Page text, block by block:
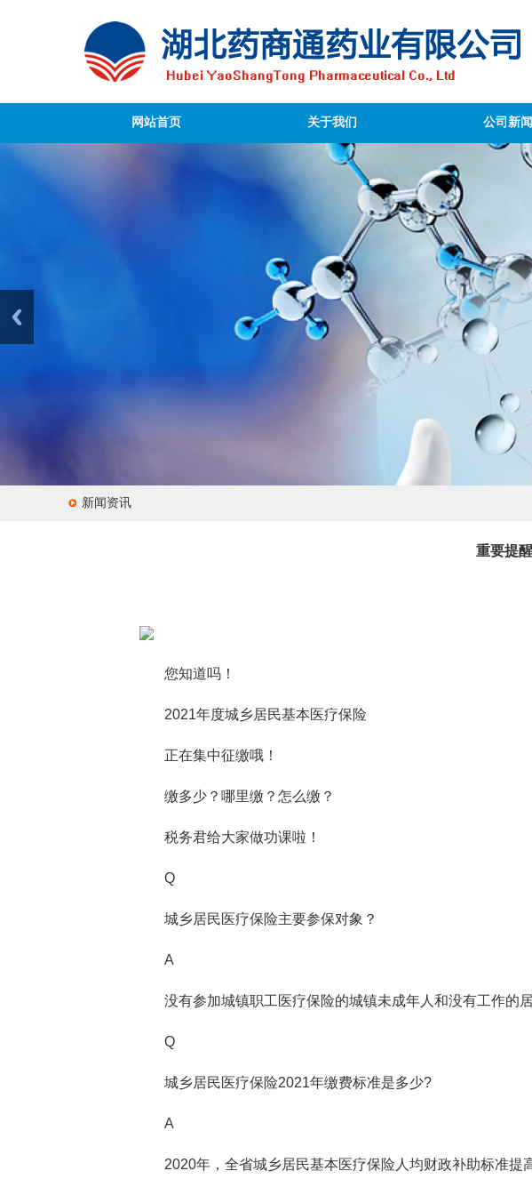
网站首页 关于我们 公司新闻
新闻资讯
重要提
您知道吗！
2021年度城乡居民基本医疗保险
正在集中征缴哦！
缴多少？哪里缴？怎么缴？
税务君给大家做功课啦！
Q
城乡居民医疗保险主要参保对象？
A
没有参加城镇职工医疗保险的城镇未成年人和没有工作的居
Q
城乡居民医疗保险2021年缴费标准是多少?
A
2020年，全省城乡居民基本医疗保险人均财政补助标准提